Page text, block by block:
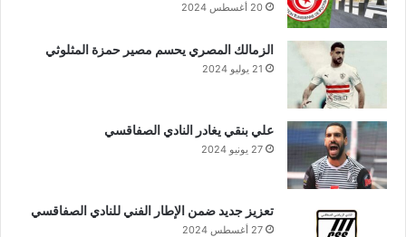
20 أغسطس 2024
الزمالك المصري يحسم مصير حمزة المثلوثي
21 يوليو 2024
علي بنقي يغادر النادي الصفاقسي
27 يونيو 2024
تعزيز جديد ضمن الإطار الفني للنادي الصفاقسي
27 أغسطس 2024